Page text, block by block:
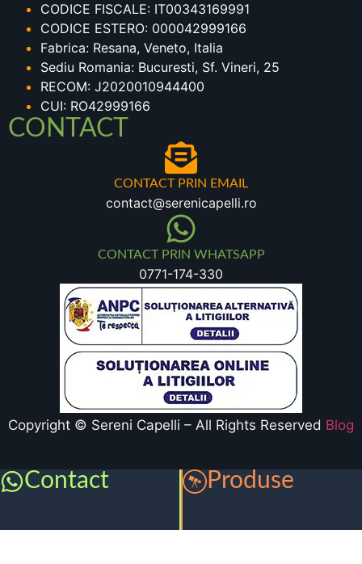
CODICE FISCALE: IT00343169991
CODICE ESTERO: 000042999166
Fabrica: Resana, Veneto, Italia
Sediu Romania: Bucuresti, Sf. Vineri, 25
RECOM: J2020010944400
CUI: RO42999166
CONTACT
CONTACT PRIN EMAIL
contact@serenicapelli.ro
CONTACT PRIN WHATSAPP
0771-174-330
Copyright © Sereni Capelli – All Rights Reserved Blog
Contact Produse